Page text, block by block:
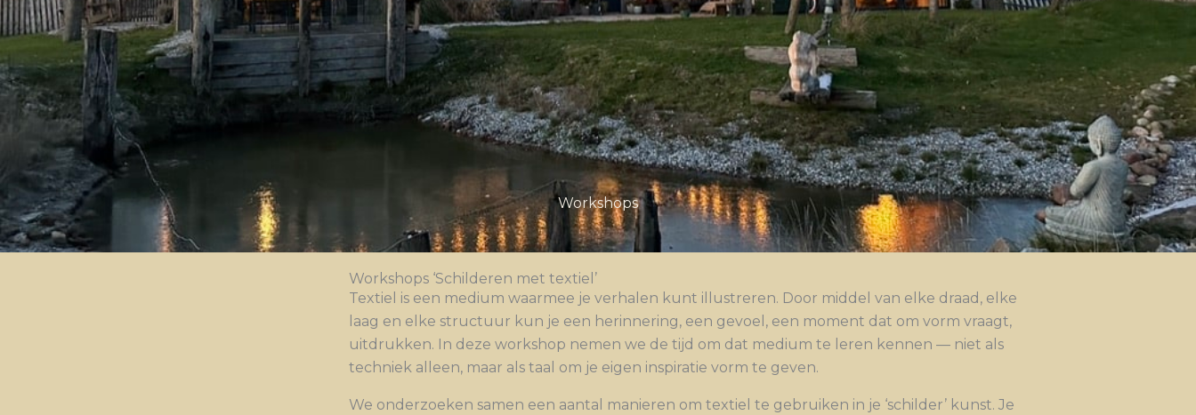
Workshops
Workshops ‘Schilderen met textiel’
Textiel is een medium waarmee je verhalen kunt illustreren. Door middel van elke draad, elke
laag en elke structuur kun je een herinnering, een gevoel, een moment dat om vorm vraagt,
uitdrukken. In deze workshop nemen we de tijd om dat medium te leren kennen — niet als
techniek alleen, maar als taal om je eigen inspiratie vorm te geven.
We onderzoeken samen een aantal manieren om textiel te gebruiken in je ‘schilder’ kunst. Je